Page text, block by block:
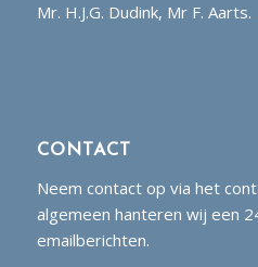
Mr. H.J.G. Dudink, Mr F. Aarts.
CONTACT
Neem contact op via het
algemeen hanteren wij een
emailberichten.